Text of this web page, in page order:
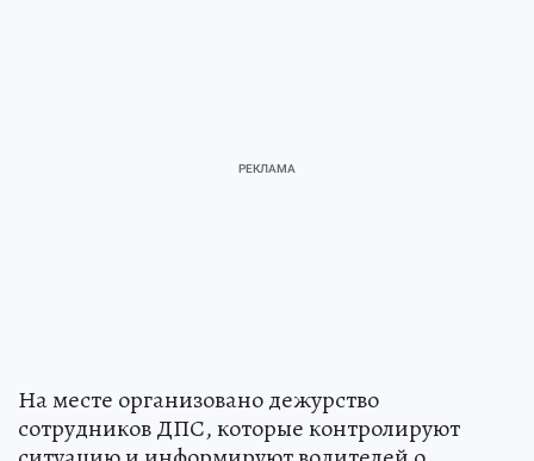
На месте организовано дежурство
сотрудников ДПС, которые контролируют